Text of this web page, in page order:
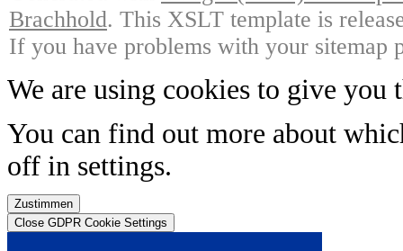
Brachhold. This XSLT template is
If you have problems with your sitemap
We are using cookies to give you
You can find out more about
off in settings.
Zustimmen
Close GDPR Cookie Settings